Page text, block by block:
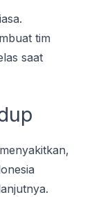
tіm
ѕааt